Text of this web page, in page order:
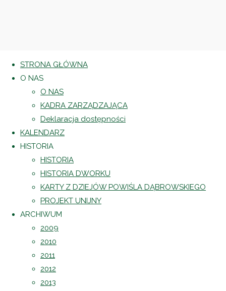
STRONA GŁÓWNA
O NAS
O NAS
KADRA ZARZĄDZAJĄCA
Deklaracja dostępności
KALENDARZ
HISTORIA
HISTORIA
HISTORIA DWORKU
KARTY Z DZIEJÓW POWIŚLA DĄBROWSKIEGO
PROJEKT UNIJNY
ARCHIWUM
2009
2010
2011
2012
2013